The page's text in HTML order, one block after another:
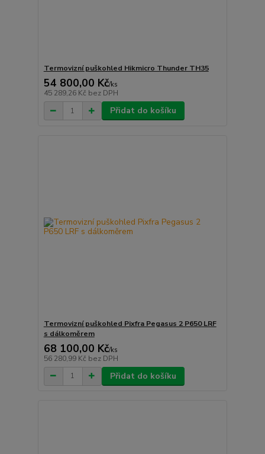
Termovizní puškohled Hikmicro Thunder TH35
54 800,00 Kč/ks
45 289,26 Kč bez DPH
Přidat do košíku
Termovizní puškohled Pixfra Pegasus 2 P650 LRF
s dálkoměrem
68 100,00 Kč/ks
56 280,99 Kč bez DPH
Přidat do košíku